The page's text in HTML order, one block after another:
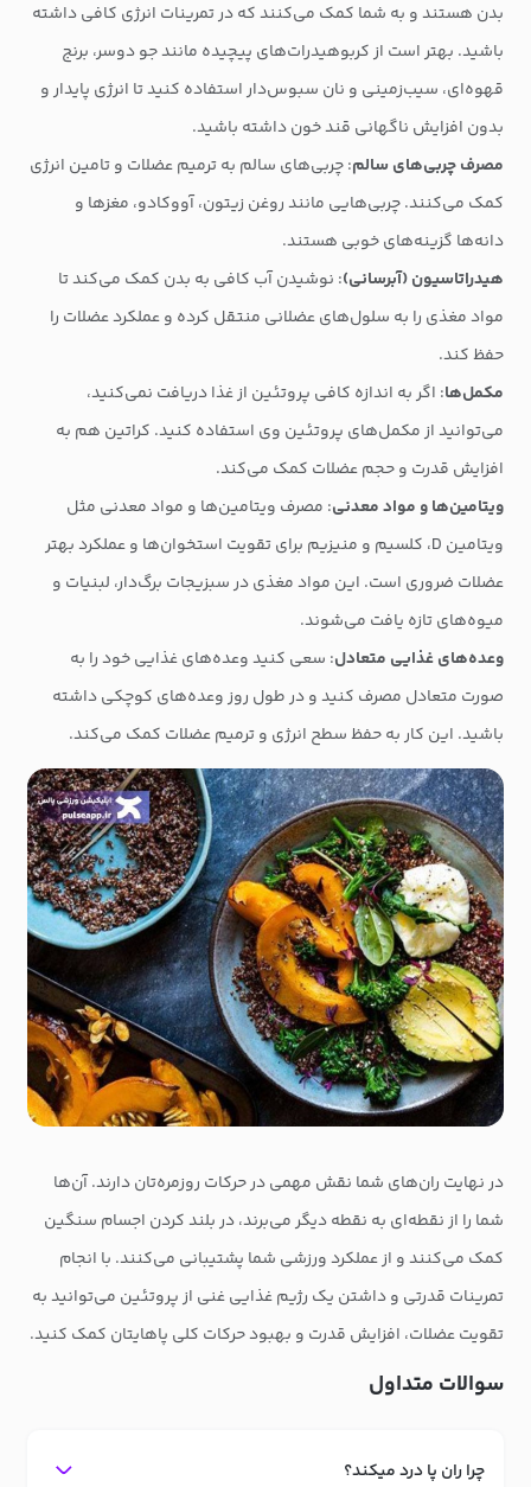
بدن هستند و به شما کمک می‌کنند که در تمرینات انرژی کافی داشته
باشید. بهتر است از کربوهیدرات‌های پیچیده مانند جو دوسر، برنج
قهوه‌ای، سیب‌زمینی و نان سبوس‌دار استفاده کنید تا انرژی پایدار و
بدون افزایش ناگهانی قند خون داشته باشید.
مصرف چربی‌های سالم: چربی‌های سالم به ترمیم عضلات و تامین انرژی
کمک می‌کنند. چربی‌هایی مانند روغن زیتون، آووکادو، مغزها و
دانه‌ها گزینه‌های خوبی هستند.
هیدراتاسیون (آبرسانی): نوشیدن آب کافی به بدن کمک می‌کند تا
مواد مغذی را به سلول‌های عضلانی منتقل کرده و عملکرد عضلات را
حفظ کند.
مکمل‌ها: اگر به اندازه کافی پروتئین از غذا دریافت نمی‌کنید،
می‌توانید از مکمل‌های پروتئین وی استفاده کنید. کراتین هم به
افزایش قدرت و حجم عضلات کمک می‌کند.
ویتامین‌ها و مواد معدنی: مصرف ویتامین‌ها و مواد معدنی مثل
ویتامین D، کلسیم و منیزیم برای تقویت استخوان‌ها و عملکرد بهتر
عضلات ضروری است. این مواد مغذی در سبزیجات برگ‌دار، لبنیات و
میوه‌های تازه یافت می‌شوند.
وعده‌های غذایی متعادل: سعی کنید وعده‌های غذایی خود را به
صورت متعادل مصرف کنید و در طول روز وعده‌های کوچکی داشته
باشید. این کار به حفظ سطح انرژی و ترمیم عضلات کمک می‌کند.
در نهایت ران‌های شما نقش مهمی در حرکات روزمره‌تان دارند. آن‌ها
شما را از نقطه‌ای به نقطه دیگر می‌برند، در بلند کردن اجسام سنگین
کمک می‌کنند و از عملکرد ورزشی شما پشتیبانی می‌کنند. با انجام
تمرینات قدرتی و داشتن یک رژیم غذایی غنی از پروتئین می‌توانید به
تقویت عضلات، افزایش قدرت و بهبود حرکات کلی پاهایتان کمک کنید.
سوالات متداول
چرا ران پا درد میکند؟